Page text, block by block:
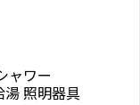
ャワー
湯 照明器具